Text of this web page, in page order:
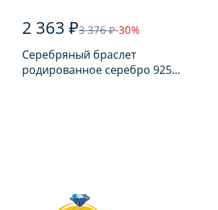
2 363 ₽3 376 ₽-30%
Серебряный браслет
родированное серебро 925